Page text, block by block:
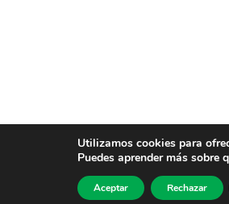
Utilizamos cookies para
Puedes aprender más
Aceptar Rechazar